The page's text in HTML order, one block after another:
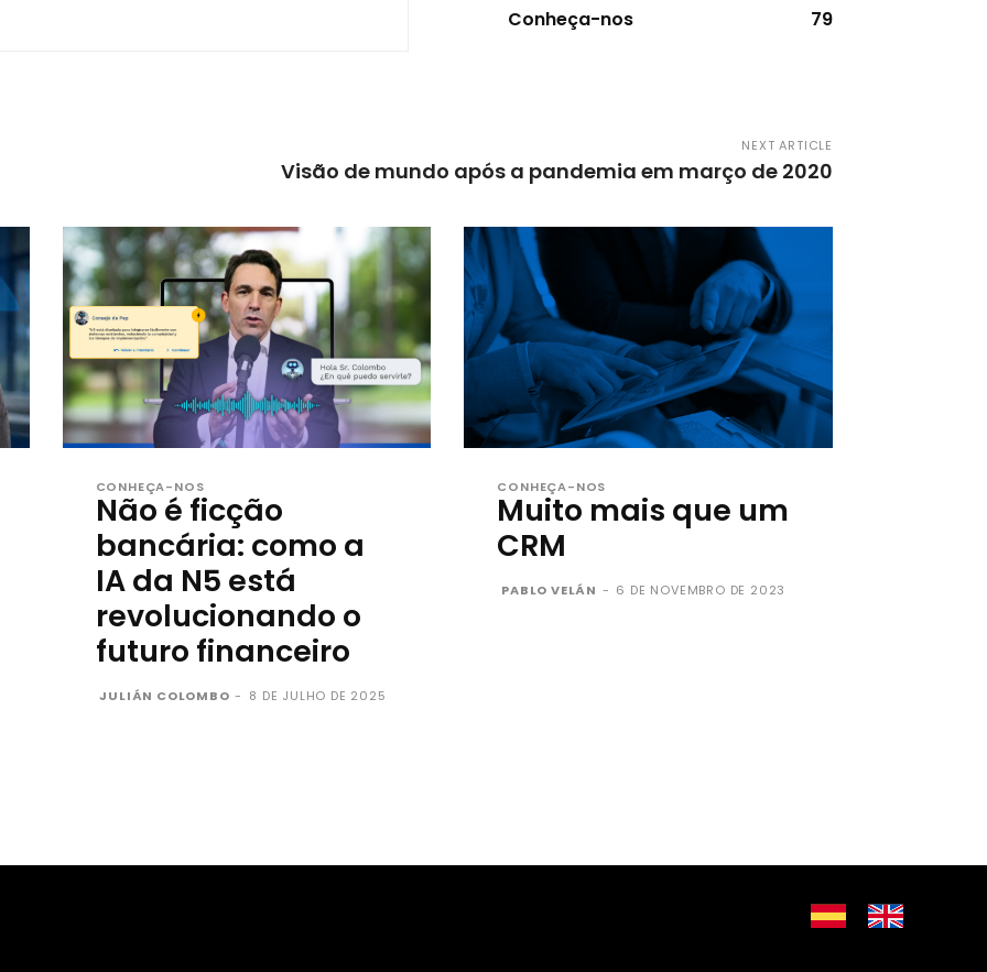
Conheça-nos
79
NEXT ARTICLE
Visão de mundo após a pandemia em março de 2020
CONHEÇA-NOS
Não é ficção
bancária: como a
IA da N5 está
revolucionando o
futuro financeiro
JULIÁN COLOMBO - 8 DE JULHO DE 2025
CONHEÇA-NOS
Muito mais que um
CRM
PABLO VELÁN - 6 DE NOVEMBRO DE 2023